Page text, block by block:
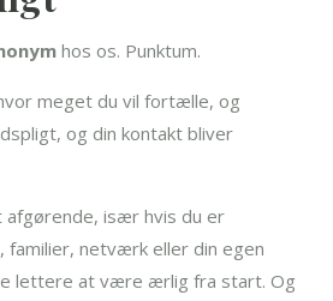
hos os. Punktum.
meget du vil fortælle, og
og din kontakt bliver
afgørende, især hvis du er
netværk eller din egen
lettere at være ærlig fra start. Og